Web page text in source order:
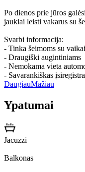
Po dienos prie jūros
jaukiai leisti vakarus su
Svarbi informacija:
- Tinka šeimoms su
- Draugiški augintiniams
- Nemokama vieta
- Savarankiškas
DaugiauMažiau
Ypatumai
Jacuzzi
Balkonas